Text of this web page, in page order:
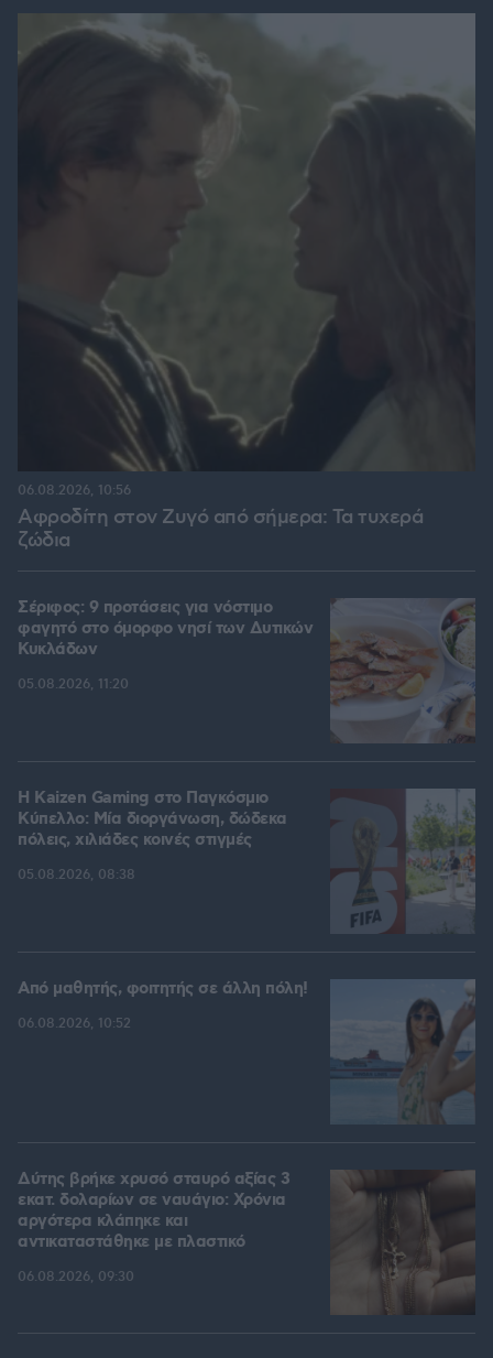
Αφροδίτη στον Ζυγό από σήμερα: Τα τυχερά
ζώδια
06.08.2026, 10:56
Σέριφος: 9 προτάσεις για νόστιμο
φαγητό στο όμορφο νησί των Δυτικών
Κυκλάδων
05.08.2026, 11:20
H Kaizen Gaming στο Παγκόσμιο
Kύπελλο: Μία διοργάνωση, δώδεκα
πόλεις, χιλιάδες κοινές στιγμές
05.08.2026, 08:38
Από μαθητής, φοιτητής σε άλλη πόλη!
06.08.2026, 10:52
Δύτης βρήκε χρυσό σταυρό αξίας 3
εκατ. δολαρίων σε ναυάγιο: Χρόνια
αργότερα κλάπηκε και
αντικαταστάθηκε με πλαστικό
06.08.2026, 09:30